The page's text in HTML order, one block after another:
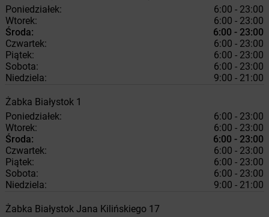
Poniedziałek:
6:00 - 23:00
Wtorek:
6:00 - 23:00
Środa:
6:00 - 23:00
Czwartek:
6:00 - 23:00
Piątek:
6:00 - 23:00
Sobota:
6:00 - 23:00
Niedziela:
9:00 - 21:00
Żabka Białystok 1
Poniedziałek:
6:00 - 23:00
Wtorek:
6:00 - 23:00
Środa:
6:00 - 23:00
Czwartek:
6:00 - 23:00
Piątek:
6:00 - 23:00
Sobota:
6:00 - 23:00
Niedziela:
9:00 - 21:00
Żabka Białystok Jana Kilińskiego 17